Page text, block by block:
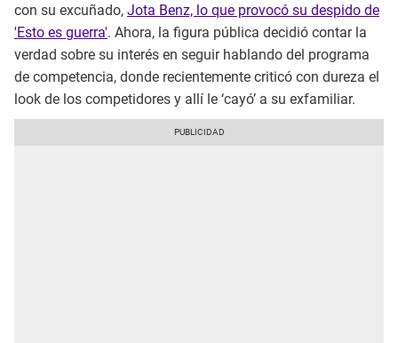
con su excuñado, Jota Benz, lo que provocó su despido de
'Esto es guerra'. Ahora, la figura pública decidió contar la
verdad sobre su interés en seguir hablando del programa
de competencia, donde recientemente criticó con dureza el
look de los competidores y allí le ‘cayó’ a su exfamiliar.